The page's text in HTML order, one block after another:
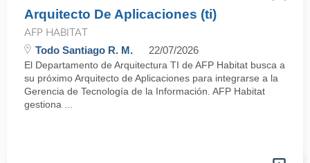
Arquitecto De Aplicaciones (ti)
AFP HABITAT
Todo Santiago R. M. 22/07/2026
El Departamento de Arquitectura TI de AFP Habitat busca a
su próximo Arquitecto de Aplicaciones para integrarse a la
Gerencia de Tecnología de la Información. AFP Habitat
gestiona ...